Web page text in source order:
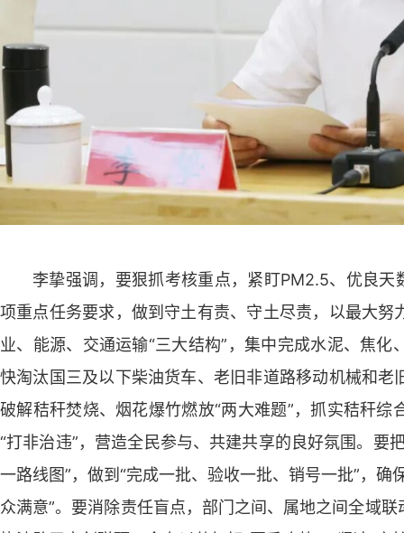
李挚强调，要狠抓考核重点，紧盯PM2.5、优良天
项重点任务要求，做到守土有责、守土尽责，以最大
业、能源、交通运输“三大结构”，集中完成水泥、焦
快淘汰国三及以下柴油货车、老旧非道路移动机械和
破解秸秆焚烧、烟花爆竹燃放“两大难题”，抓实秸秆
“打非治违”，营造全民参与、共建共享的良好氛围。要
一路线图”，做到“完成一批、验收一批、销号一批”，
众满意”。要消除责任盲点，部门之间、属地之间全域